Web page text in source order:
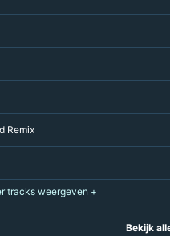
Remix
Bekijk